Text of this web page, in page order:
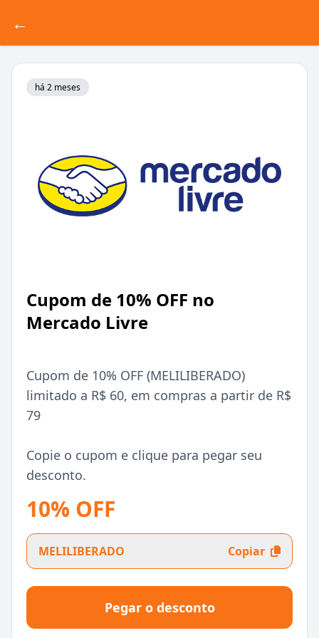
←
há 2 meses
Cupom de 10% OFF no
Mercado Livre
Cupom de 10% OFF (MELILIBERADO)
limitado a R$ 60, em compras a partir de R$
79
Copie o cupom e clique para pegar seu
desconto.
10% OFF
MELILIBERADO Copiar
Pegar o desconto